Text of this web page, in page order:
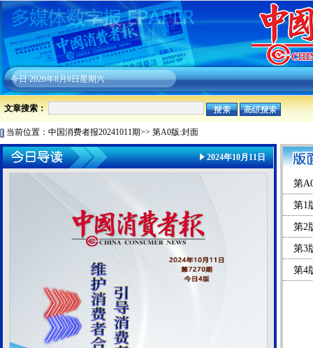
今日2026年8月8日星期六
文章搜索：
当前位置： 中国消费者报20241011期>> 第A0版:封面
2024年10月11日
第
第1
第2
第3
第4